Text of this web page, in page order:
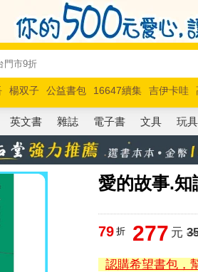
楊双子 公益書包 16647續集 吉伊卡哇
攤新作 馬斯克 玩具總動員5 超慢跑
英文書 雜誌 電子書 文具 玩
愛的故事.
79 折 277 元
認購希望書包，